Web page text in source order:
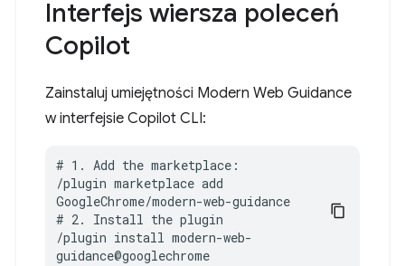
Interfejs wiersza poleceń
Copilot
Zainstaluj umiejętności Modern Web Guidance
w interfejsie Copilot CLI:
# 1. Add the marketplace:
/plugin marketplace add
GoogleChrome/modern-web-guidance
# 2. Install the plugin
/plugin install modern-web-
guidance@googlechrome